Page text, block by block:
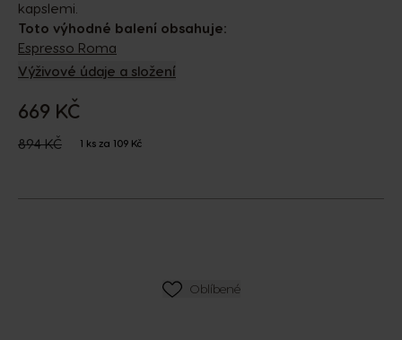
kapslemi.
Toto výhodné balení obsahuje:
Espresso Roma
Výživové údaje a složení
The price depends on the chosen options
Regular Price
894 KČ
669 KČ
1 ks za 109 Kč
SEZNAM PŘÁNÍ
Oblíbené